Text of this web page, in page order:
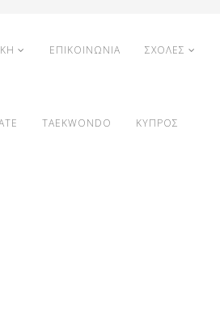
ΕΠΙΚΟΙΝΩΝΙΑ ΣΧΟΛΕΣ
TAEKWONDO ΚΥΠΡΟΣ